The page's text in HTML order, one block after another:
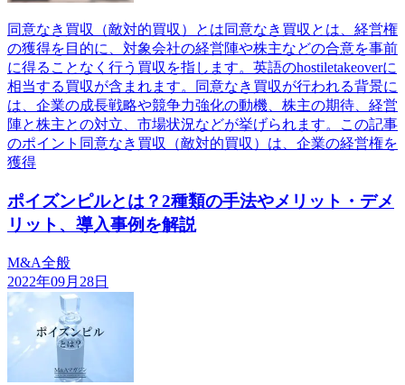
同意なき買収（敵対的買収）とは同意なき買収とは、経営権
の獲得を目的に、対象会社の経営陣や株主などの合意を事前
に得ることなく行う買収を指します。英語のhostiletakeoverに
相当する買収が含まれます。同意なき買収が行われる背景に
は、企業の成長戦略や競争力強化の動機、株主の期待、経営
陣と株主との対立、市場状況などが挙げられます。この記事
のポイント同意なき買収（敵対的買収）は、企業の経営権を
獲得
ポイズンピルとは？2種類の手法やメリット・デメ
リット、導入事例を解説
M&A全般
2022年09月28日